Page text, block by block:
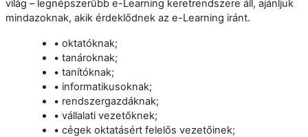
világ – legnépszerűbb e-Learning keretrendszere áll, ajánljuk
mindazoknak, akik érdeklődnek az e-Learning iránt.
• oktatóknak;
• tanároknak;
• tanítóknak;
• informatikusoknak;
• rendszergazdáknak;
• vállalati vezetőknek;
• cégek oktatásért felelős vezetőinek;